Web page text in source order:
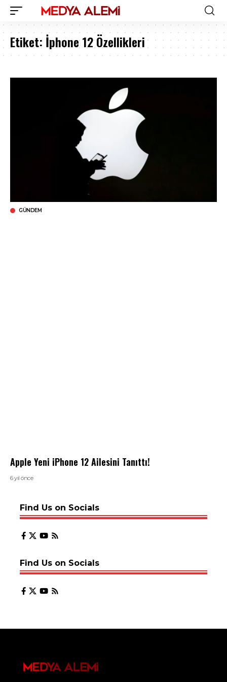
Etiket: İphone 12 Özellikleri
GÜNDEM
Apple Yeni iPhone 12 Ailesini Tanıttı!
6 yıl önce
Find Us on Socials
Find Us on Socials